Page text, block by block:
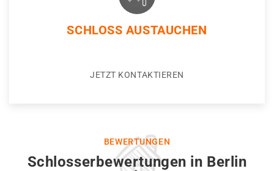
SCHLOSS AUSTAUCHEN
JETZT KONTAKTIEREN
BEWERTUNGEN
Schlosserbewertungen in Berlin